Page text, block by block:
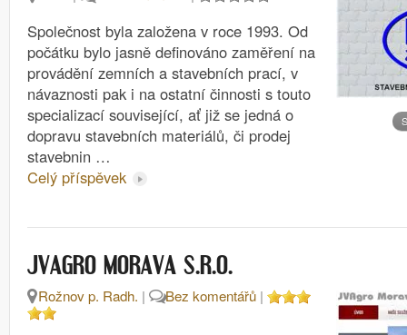
Společnost byla založena v roce 1993. Od
počátku bylo jasně definováno zaměření na
provádění zemních a stavebních prací, v
návaznosti pak i na ostatní činnosti s touto
specializací související, ať již se jedná o
dopravu stavebních materiálů, či prodej
stavebnin …
Celý příspěvek
JVAGRO MORAVA S.R.O.
Rožnov p. Radh. | Bez komentářů |